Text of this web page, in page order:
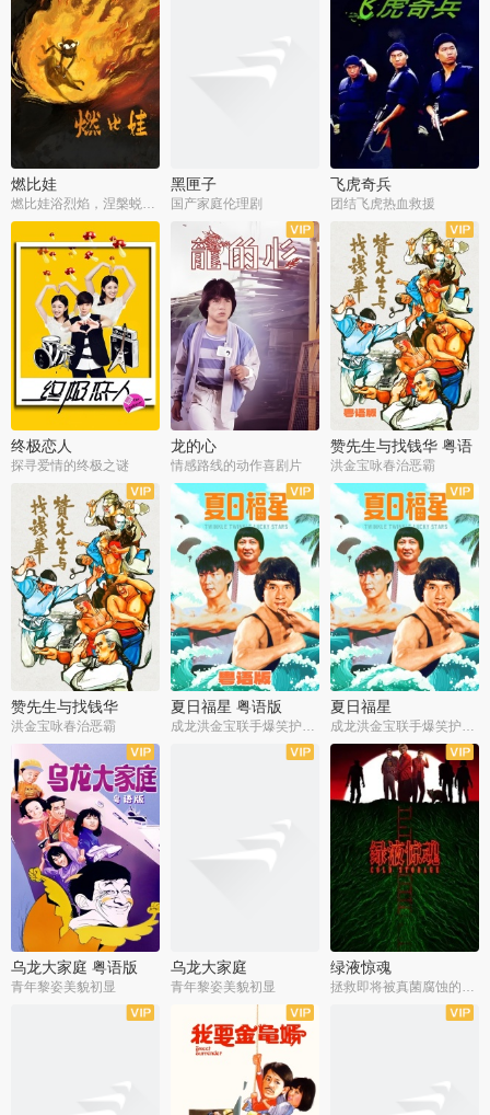
燃比娃
燃比娃浴烈焰，涅槃蜕变成人
黑匣子
国产家庭伦理剧
飞虎奇兵
团结飞虎热血救援
终极恋人
探寻爱情的终极之谜
龙的心
情感路线的动作喜剧片
赞先生与找钱华 粤语
版
洪金宝咏春治恶霸
赞先生与找钱华
洪金宝咏春治恶霸
夏日福星 粤语版
成龙洪金宝联手爆笑护美女
夏日福星
成龙洪金宝联手爆笑护美女
乌龙大家庭 粤语版
青年黎姿美貌初显
乌龙大家庭
青年黎姿美貌初显
绿液惊魂
拯救即将被真菌腐蚀的世界